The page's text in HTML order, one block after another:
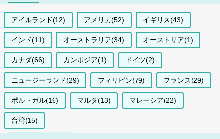
アイルランド(12) アメリカ(52) イギリス(43)
インド(11) オーストラリア(34) オーストリア(1)
カナダ(66) カンボジア(1) ドイツ(2)
ニュージーランド(29) フィリピン(79) フランス(29)
ポルトガル(16) マルタ(13) マレーシア(22)
台湾(15)